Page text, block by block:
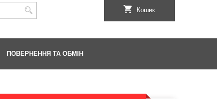
Кошик
ПОВЕРНЕННЯ ТА ОБМІН